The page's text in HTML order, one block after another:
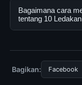
dapat
resmi dan
Ya, 10 Ledakan
secara gratis oleh
tersembunyi atau
Bagaimana cara
tentang 10
mengunjungi
selalu
Bagikan: Facebook